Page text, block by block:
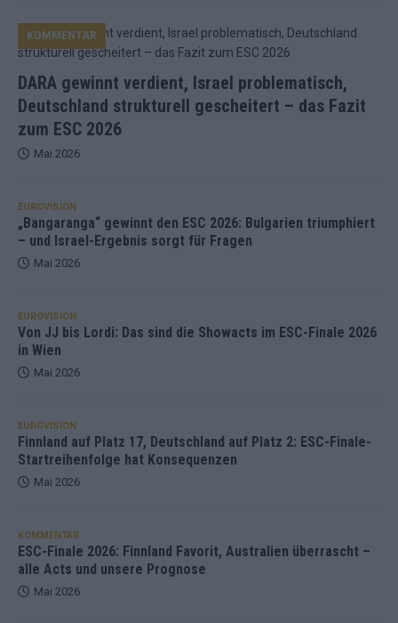
DARA gewinnt verdient, Israel problematisch,
Deutschland strukturell gescheitert – das Fazit
zum ESC 2026
KOMMENTAR
Mai 2026
EUROVISION
„Bangaranga“ gewinnt den ESC 2026: Bulgarien triumphiert
– und Israel-Ergebnis sorgt für Fragen
Mai 2026
EUROVISION
Von JJ bis Lordi: Das sind die Showacts im ESC-Finale 2026
in Wien
Mai 2026
EUROVISION
Finnland auf Platz 17, Deutschland auf Platz 2: ESC-Finale-
Startreihenfolge hat Konsequenzen
Mai 2026
KOMMENTAR
ESC-Finale 2026: Finnland Favorit, Australien überrascht –
alle Acts und unsere Prognose
Mai 2026